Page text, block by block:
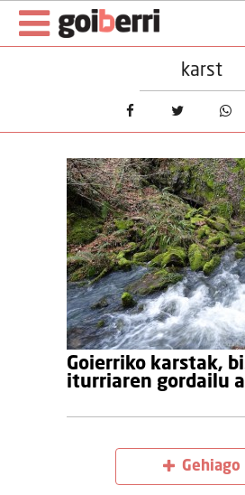
karst
Goierriko karstak,
iturriaren gordailu
Gehiago